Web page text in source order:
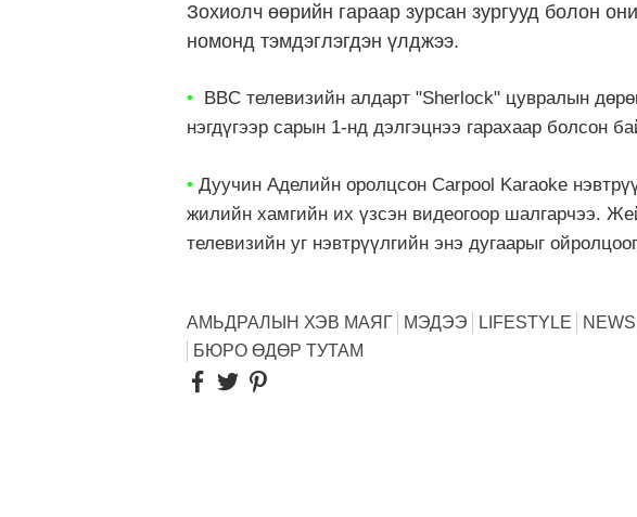
Зохиолч өөрийн гараар зурсан зургууд болон
номонд тэмдэглэгдэн үлджээ.
•
BBC телевизийн алдарт "Sherlock" цувралын
нэгдүгээр сарын 1-нд дэлгэцнээ гарахаар болсон
• Дуучин Аделийн оролцсон Carpool Karaoke
жилийн хамгийн их үзсэн видеогоор шалгарчээ.
телевизийн уг нэвтрүүлгийн энэ дугаарыг
АМЬДРАЛЫН ХЭВ МАЯГ МЭДЭЭ LIFESTYLE NEWS
БЮРО ӨДӨР ТУТАМ